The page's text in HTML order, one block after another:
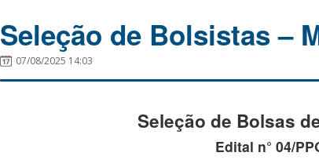
Seleção de Bolsistas –
07/08/2025 14:03
Seleção de Bolsas
Edital n° 04/